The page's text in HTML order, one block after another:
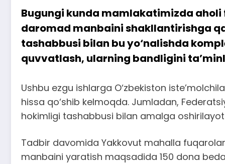
Bugungi kunda mamlakatimizda
daromad manbaini shakllantirishga
tashabbusi bilan bu yo‘nalishda
quvvatlash, ularning bandligini
Ushbu ezgu ishlarga O‘zbekiston
hissa qo‘shib kelmoqda. Jumladan,
hokimligi tashabbusi bilan amalga
Tadbir davomida Yakkovut mahalla
manbaini yaratish maqsadida 150 dona